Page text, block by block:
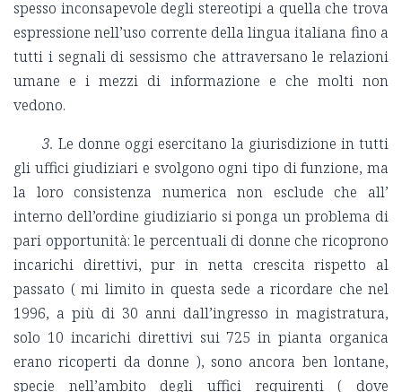
spesso inconsapevole degli stereotipi a quella che trova
espressione nell’uso corrente della lingua italiana fino a
tutti i segnali di sessismo che attraversano le relazioni
umane e i mezzi di informazione e che molti non
vedono.
3. Le donne oggi esercitano la giurisdizione in tutti
gli uffici giudiziari e svolgono ogni tipo di funzione, ma
la loro consistenza numerica non esclude che all’
interno dell’ordine giudiziario si ponga un problema di
pari opportunità: le percentuali di donne che ricoprono
incarichi direttivi, pur in netta crescita rispetto al
passato ( mi limito in questa sede a ricordare che nel
1996, a più di 30 anni dall’ingresso in magistratura,
solo 10 incarichi direttivi sui 725 in pianta organica
erano ricoperti da donne ), sono ancora ben lontane,
specie nell’ambito degli uffici requirenti ( dove